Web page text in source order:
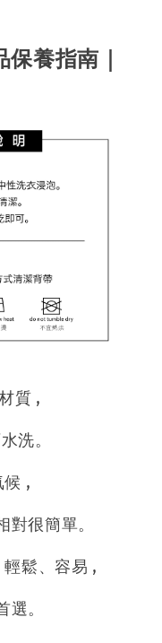
養指南｜
質 ,
洗。
,
很簡單。
鬆、容易 ,
。